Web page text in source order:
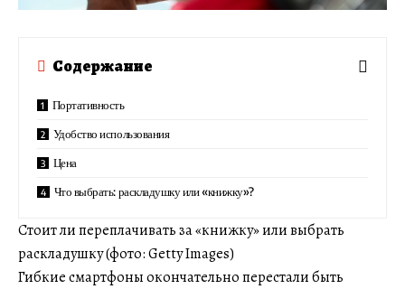
Содержание
Портативность
Удобство использования
Цена
Что выбрать: раскладушку или «книжку»?
Стоит ли переплачивать за «книжку» или выбрать
раскладушку (фото: Getty Images)
Гибкие смартфоны окончательно перестали быть